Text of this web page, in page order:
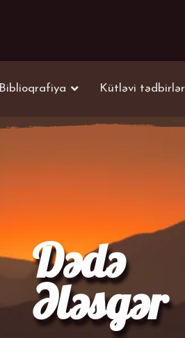
Biblioqrafiya Kütləvi tədbirlər
Dədə
Ələsgər